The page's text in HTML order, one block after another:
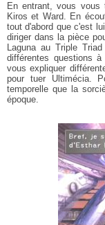
En entrant, vous vous
Kiros et Ward. En
tout d'abord que c'est
diriger dans la pièce
Laguna au Triple
différentes questions
vous expliquer
pour tuer Ultimécia.
temporelle que la
époque.